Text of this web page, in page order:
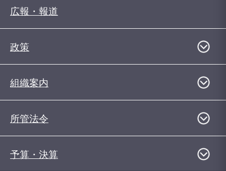
広報・報道
政策
組織案内
所管法令
予算・決算